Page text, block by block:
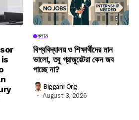
কলাম
বিশ্ববিদ্যালয় ও শিক্ষার্থীদের মান
ভালো, তবু গ্রাজুয়েটরা কেন জব
পাচ্ছে না?
Biggani Org
August 3, 2026